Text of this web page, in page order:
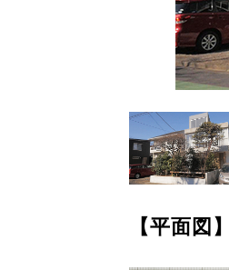
【平面図】